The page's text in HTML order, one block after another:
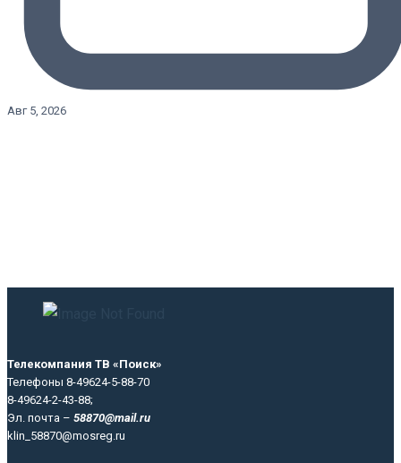
Авг 5, 2026
Телекомпания ТВ «Поиск»
Телефоны 8-49624-5-88-70
8-49624-2-43-88;
Эл. почта – 58870@mail.ru
klin_58870@mosreg.ru